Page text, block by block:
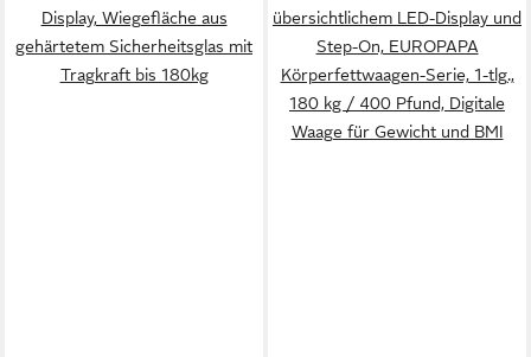
Display, Wiegefläche aus
gehärtetem Sicherheitsglas mit
Tragkraft bis 180kg
übersichtlichem LED-Display und
Step-On, EUROPAPA
Körperfettwaagen-Serie, 1-tlg.,
180 kg / 400 Pfund, Digitale
Waage für Gewicht und BMI